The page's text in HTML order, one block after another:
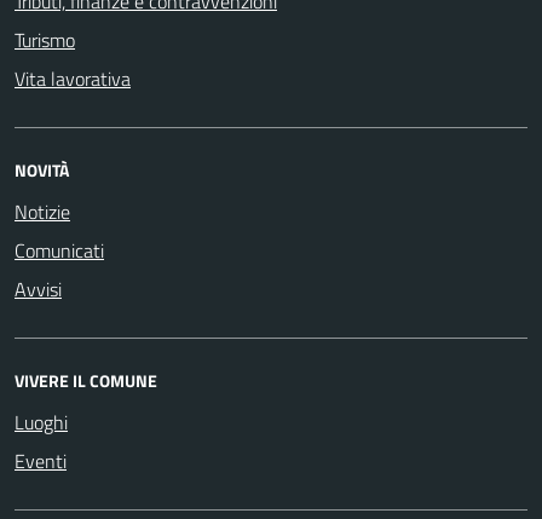
Turismo
Vita lavorativa
NOVITÀ
Notizie
Comunicati
Avvisi
VIVERE IL COMUNE
Luoghi
Eventi